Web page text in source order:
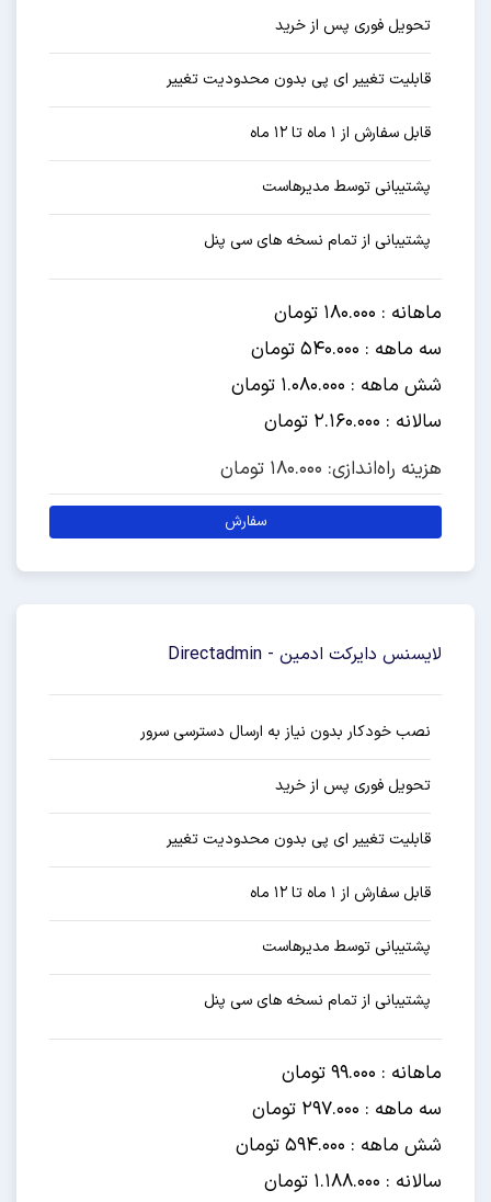
تحویل فوری پس از خرید
قابلیت تغییر ای پی بدون محدودیت تغییر
قابل سفارش از ۱ ماه تا ۱۲ ماه
پشتیبانی توسط مدیرهاست
پشتیبانی از تمام نسخه های سی پنل
ماهانه : 180.000 تومان
سه ماهه : 540.000 تومان
شش ماهه : 1.080.000 تومان
سالانه : 2.160.000 تومان
هزینه راه‌اندازی: 180.000 تومان
سفارش
لایسنس دایرکت ادمین - Directadmin
نصب خودکار بدون نیاز به ارسال دسترسی سرور
تحویل فوری پس از خرید
قابلیت تغییر ای پی بدون محدودیت تغییر
قابل سفارش از ۱ ماه تا ۱۲ ماه
پشتیبانی توسط مدیرهاست
پشتیبانی از تمام نسخه های سی پنل
ماهانه : 99.000 تومان
سه ماهه : 297.000 تومان
شش ماهه : 594.000 تومان
سالانه : 1.188.000 تومان